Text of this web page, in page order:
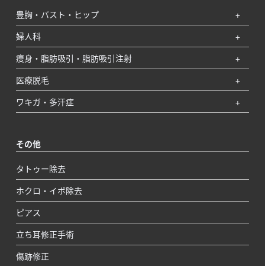
豊胸・バスト・ヒップ
婦人科
痩身・脂肪吸引・脂肪吸引注射
医療脱毛
ワキガ・多汗症
その他
タトゥー除去
ホクロ・イボ除去
ピアス
立ち耳修正手術
傷跡修正